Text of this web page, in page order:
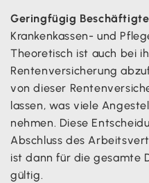
Geringfügig Beschäftigte
Krankenkassen- und
Theoretisch ist auch bei
Rentenversicherung
von dieser
lassen, was viele
nehmen. Diese
Abschluss des
ist dann für die gesamte
gültig.